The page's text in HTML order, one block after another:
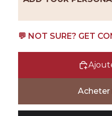
💬 NOT SURE? GET